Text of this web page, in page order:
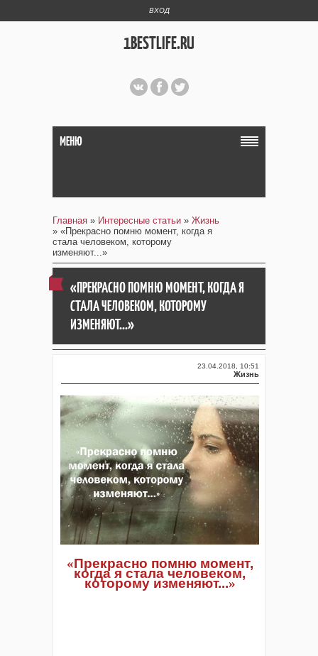
ВХОД
1BESTLIFE.RU
МЕНЮ
Главная » Интересные статьи » Жизнь
» «Прекрасно помню момент, когда я
стала человеком, которому
изменяют...»
«ПРЕКРАСНО ПОМНЮ МОМЕНТ, КОГДА Я
СТАЛА ЧЕЛОВЕКОМ, КОТОРОМУ
ИЗМЕНЯЮТ...»
23.04.2018, 10:51
Жизнь
«Прекрасно помню момент,
когда я стала человеком,
которому изменяют...»